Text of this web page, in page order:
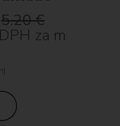
5.20€
za m